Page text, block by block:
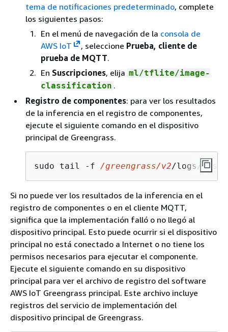
tema de notificaciones predeterminado, complete
los siguientes pasos:
En el menú de navegación de la consola de
AWS IoT
, seleccione Prueba, cliente de
prueba de MQTT.
En Suscripciones, elija ml/tflite/image-
classification .
Registro de componentes: para ver los resultados
de la inferencia en el registro de componentes,
ejecute el siguiente comando en el dispositivo
principal de Greengrass.
sudo tail -f /greengrass/v2/logs/
Si no puede ver los resultados de la inferencia en el
registro de componentes o en el cliente MQTT,
significa que la implementación falló o no llegó al
dispositivo principal. Esto puede ocurrir si el dispositivo
principal no está conectado a Internet o no tiene los
permisos necesarios para ejecutar el componente.
Ejecute el siguiente comando en su dispositivo
principal para ver el archivo de registro del software
AWS IoT Greengrass principal. Este archivo incluye
registros del servicio de implementación del
dispositivo principal de Greengrass.